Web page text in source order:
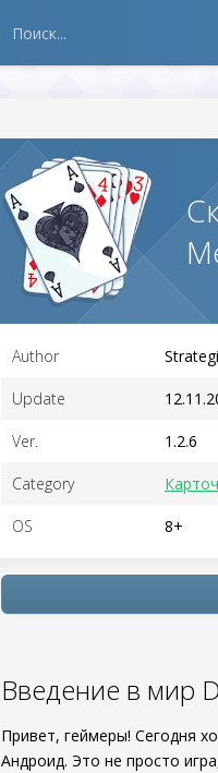
Author
Update
Ver. 1.2.6
Category
OS 8+
Введение в мир
Привет, геймеры! Сегодня
Андроид. Это не просто